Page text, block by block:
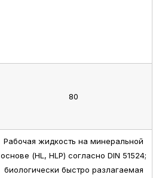
80
Рабочая жидкость на минеральной
основе (HL, HLP) согласно DIN 51524;
биологически быстро разлагаемая